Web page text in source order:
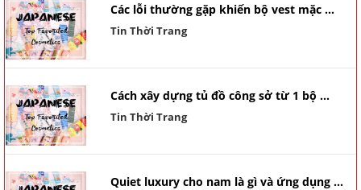
Các lỗi thường gặp khiến bộ vest mặc ...
Tin Thời Trang
Cách xây dựng tủ đồ công sở từ 1 bộ ...
Tin Thời Trang
Quiet luxury cho nam là gì và ứng dụng ...